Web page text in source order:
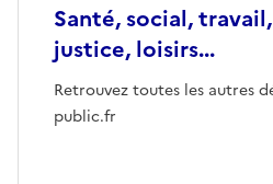
Santé, social,
justice, loisirs...
Retrouvez toutes les autres
public.fr